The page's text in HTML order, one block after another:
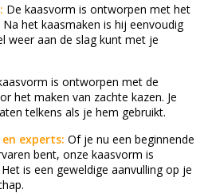
De kaasvorm is ontworpen met het
het kaasmaken is hij eenvoudig
weer aan de slag kunt met je
is ontworpen met de
het maken van zachte kazen. Je
telkens als je hem gebruikt.
experts: Of je nu een beginnende
bent, onze kaasvorm is
is een geweldige aanvulling op je